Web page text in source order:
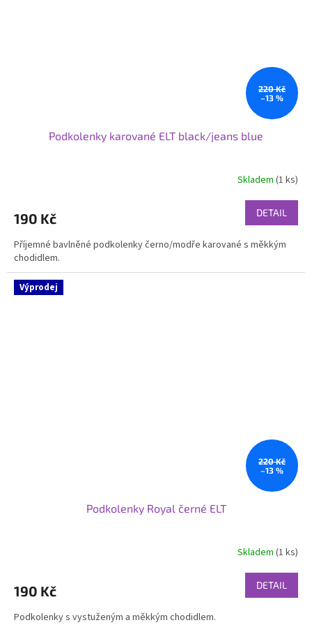
220 Kč
–13 %
Podkolenky karované ELT black/jeans blue
Skladem (1 ks)
190 Kč DETAIL
Příjemné bavlněné podkolenky černo/modře karované s měkkým
chodidlem.
Výprodej
220 Kč
–13 %
Podkolenky Royal černé ELT
Skladem (1 ks)
190 Kč DETAIL
Podkolenky s vystuženým a měkkým chodidlem.